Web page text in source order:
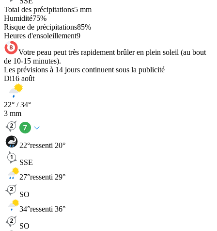
Total des précipitations5 mm
Humidité75%
Risque de précipitations85%
Heures d'ensoleillement9
Votre peau peut très rapidement brûler en plein soleil (au bout
de 10-15 minutes).
Les prévisions à 14 jours continuent sous la publicité
Di16 août
22° /34°
3 mm
22°ressenti 20°
SSE
27°ressenti 29°
SO
34°ressenti 36°
SO